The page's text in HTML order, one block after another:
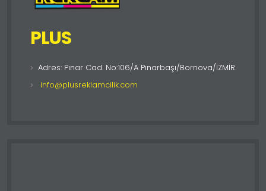
PLUS
Adres: Pınar Cad. No:106/A Pınarbaşı/Bornova/İZMİR
info@plusreklamcilik.com